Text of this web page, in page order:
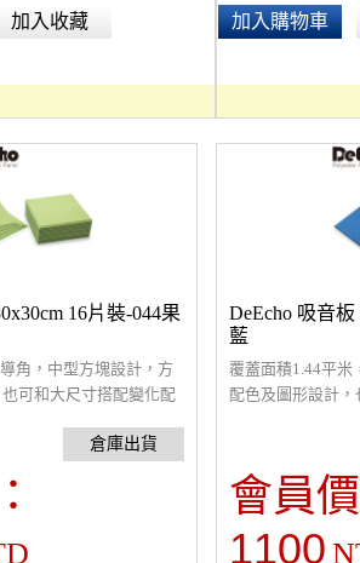
加入收藏 加入購物車
16片裝-044果
角，中型方塊設計，方
可和大尺寸搭配變化配
音頻，改善室內回音問
保及防焰檢驗。原絲防
非浸泡藥劑防焰，提供
)
DeEcho 吸音
藍
覆蓋面積1.44平米
配色及圖形設計
性高，通過環保
原料製造，非浸
以上)
會員
1100